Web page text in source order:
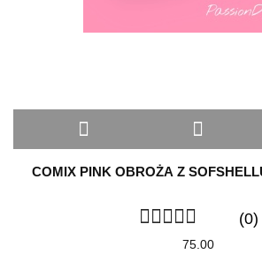
COMIX PINK OBROŻA Z
(0)
75.00